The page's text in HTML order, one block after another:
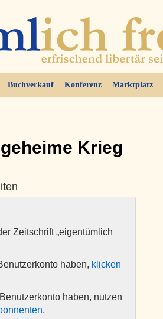
Buchverkauf Konferenz Marktplatz
Krieg
Zeitschrift „eigentümlich
haben, klicken
haben, nutzen
.